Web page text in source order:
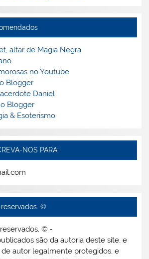
altar de Magia Negra
no Youtube
Blogger
Daniel
Blogger
& Esoterismo
NOS PARA:
©
© -
são da autoria deste site, e
autor legalmente protegidos, e